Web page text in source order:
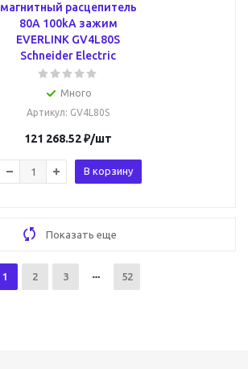
магнитный расцепитель
80A 100kA зажим
EVERLINK GV4L80S
Schneider Electric
Много
Артикул: GV4L80S
121 268.52₽/шт
В корзину
Показать еще
1 2 3 52